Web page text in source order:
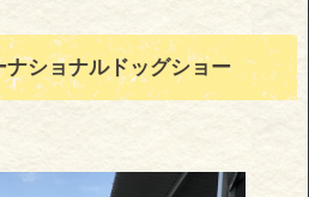
ショナルドッグショー